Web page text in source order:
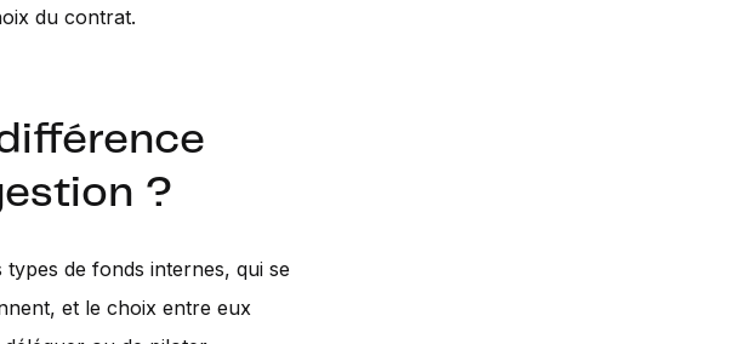
du contrat.
?
de fonds internes, qui se
et le choix entre eux